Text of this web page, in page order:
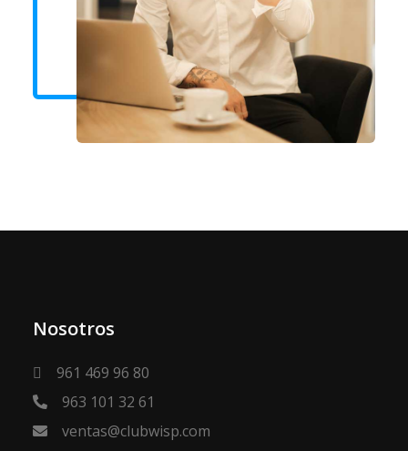
Nosotros
961 469 96 80
963 101 32 61
ventas@clubwisp.com